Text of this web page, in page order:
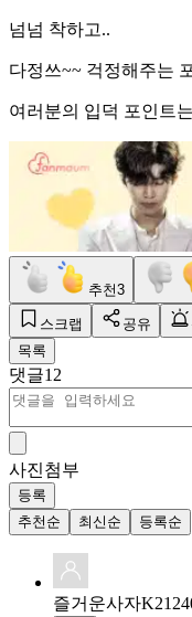
넘넘 착하고..
다정쓰~~ 걱정해주는
여러분의 입덕 포인트
추천3
스크랩 공유
목록
댓글12
사진첨부
등록
추천순
최신순 등록순
즐거운사자